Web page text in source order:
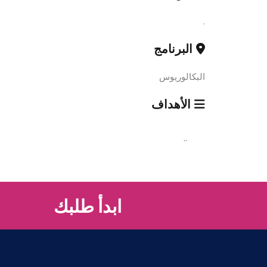
.
البرنامج
البكالوريوس
الأهداف
..
ابدأ طلبك